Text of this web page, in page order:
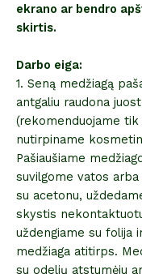
ekrano ar bendro
skirtis.
Darbo eiga:
1. Seną medžiagą
antgaliu raudona
(rekomenduojame
nutirpiname
Pašiaušiame
suvilgome vatos
su acetonu,
skystis
uždengiame su folija
medžiaga atitirps.
su odelių atstumėju